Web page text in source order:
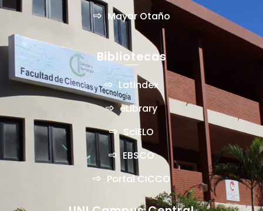
Mayor Otaño
Bibliotecas
Latindex
eLibrary
SciELO
EBSCO
Portal CICCO